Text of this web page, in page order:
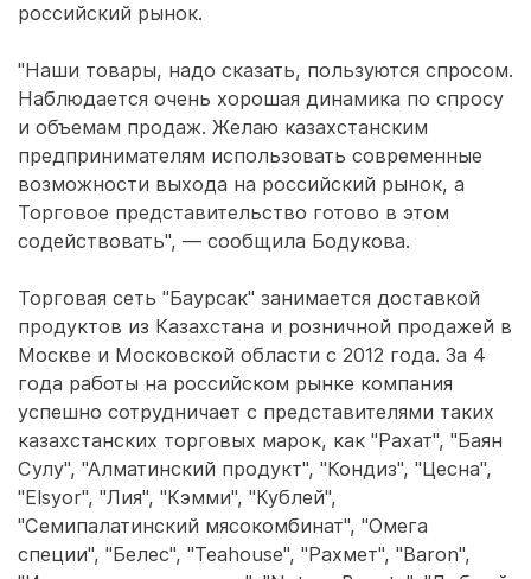
российский рынок.
"Наши товары, надо сказать, пользуются спросом.
Наблюдается очень хорошая динамика по спросу
и объемам продаж. Желаю казахстанским
предпринимателям использовать современные
возможности выхода на российский рынок, а
Торговое представительство готово в этом
содействовать", — сообщила Бодукова.
Торговая сеть "Баурсак" занимается доставкой
продуктов из Казахстана и розничной продажей в
Москве и Московской области с 2012 года. За 4
года работы на российском рынке компания
успешно сотрудничает с представителями таких
казахстанских торговых марок, как "Рахат", "Баян
Сулу", "Алматинский продукт", "Кондиз", "Цесна",
"Elsyor", "Лия", "Кэмми", "Кублей",
"Семипалатинский мясокомбинат", "Омега
специи", "Белес", "Teahouse", "Рахмет", "Baron",